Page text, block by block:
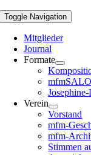
Toggle Navigation
Mitglieder
Journal
Formate
Verein
Vorstand
mfm-
mfm-
Stimmen